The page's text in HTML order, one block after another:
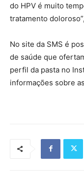
do HPV é muito
tratamento
No site da SMS é
de saúde que
perfil da pasta no
informações sobre